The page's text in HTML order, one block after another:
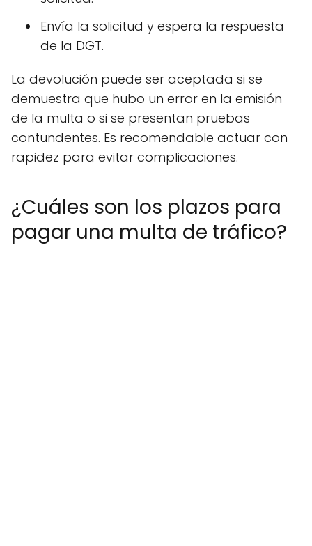
Envía la solicitud y espera la respuesta
de la DGT.
La devolución puede ser aceptada si se
demuestra que hubo un error en la emisión
de la multa o si se presentan pruebas
contundentes. Es recomendable actuar con
rapidez para evitar complicaciones.
¿Cuáles son los plazos para
pagar una multa de tráfico?